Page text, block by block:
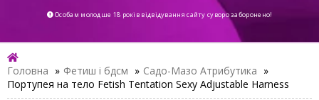
Особам молодше 18 років відвідування сайту суворо заборонено!
Головна » Фетиш і бдсм » Садо-Мазо Атрибутика »
Портупея на тело Fetish Tentation Sexy Adjustable Harness